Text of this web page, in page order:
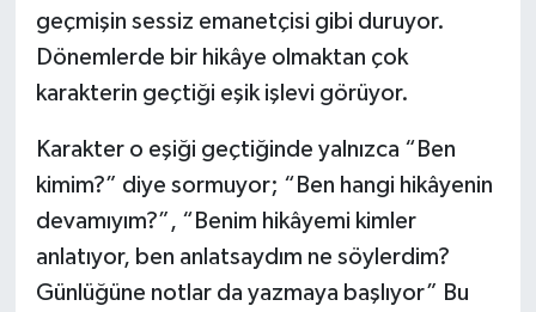
geçmişin sessiz emanetçisi gibi duruyor.
Dönemlerde bir hikâye olmaktan çok
karakterin geçtiği eşik işlevi görüyor.
Karakter o eşiği geçtiğinde yalnızca “Ben
kimim?” diye sormuyor; “Ben hangi hikâyenin
devamıyım?”, “Benim hikâyemi kimler
anlatıyor, ben anlatsaydım ne söylerdim?
Günlüğüne notlar da yazmaya başlıyor” Bu